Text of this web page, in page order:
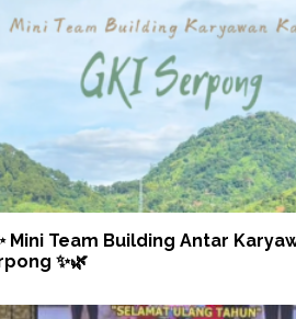
Mini Team Building Antar
✨🌿